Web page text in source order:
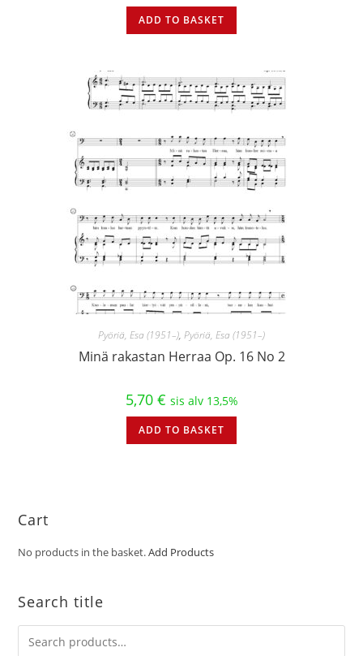
ADD TO BASKET
Pyöriä, Esa (1951–), Pyöriä, Esa (1951–)
Minä rakastan Herraa Op. 16 No 2
5,70 € sis alv 13,5%
ADD TO BASKET
Cart
No products in the basket.Add Products
Search title